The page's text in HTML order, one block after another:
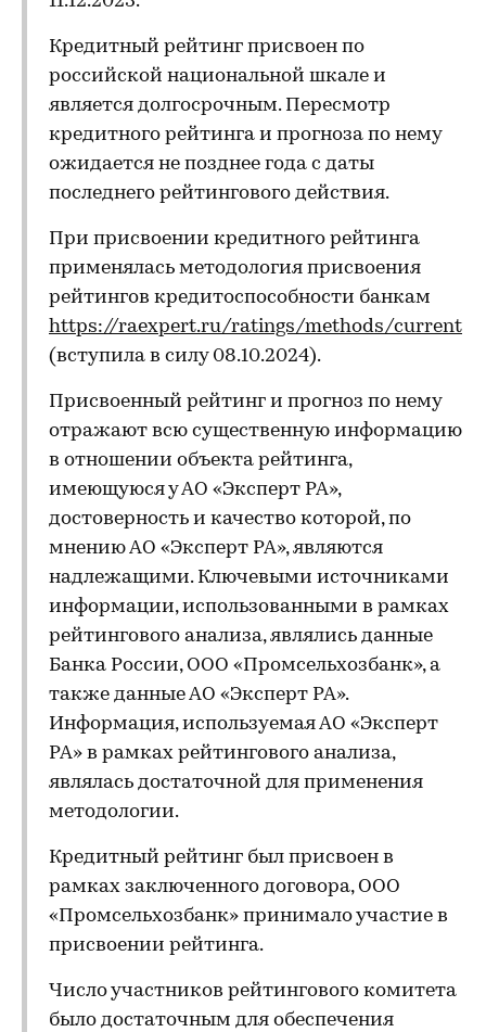
Кредитный рейтинг присвоен по
российской национальной шкале и
является долгосрочным. Пересмотр
кредитного рейтинга и прогноза по нему
ожидается не позднее года с даты
последнего рейтингового действия.
При присвоении кредитного рейтинга
применялась методология присвоения
рейтингов кредитоспособности банкам
https://raexpert.ru/ratings/methods/current
(вступила в силу 08.10.2024).
Присвоенный рейтинг и прогноз по нему
отражают всю существенную информацию
в отношении объекта рейтинга,
имеющуюся у АО «Эксперт РА»,
достоверность и качество которой, по
мнению АО «Эксперт РА», являются
надлежащими. Ключевыми источниками
информации, использованными в рамках
рейтингового анализа, являлись данные
Банка России, ООО «Промсельхозбанк», а
также данные АО «Эксперт РА».
Информация, используемая АО «Эксперт
РА» в рамках рейтингового анализа,
являлась достаточной для применения
методологии.
Кредитный рейтинг был присвоен в
рамках заключенного договора, ООО
«Промсельхозбанк» принимало участие в
присвоении рейтинга.
Число участников рейтингового комитета
было достаточным для обеспечения